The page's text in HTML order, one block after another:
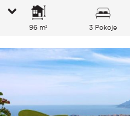
96 m² 3 Pokoje